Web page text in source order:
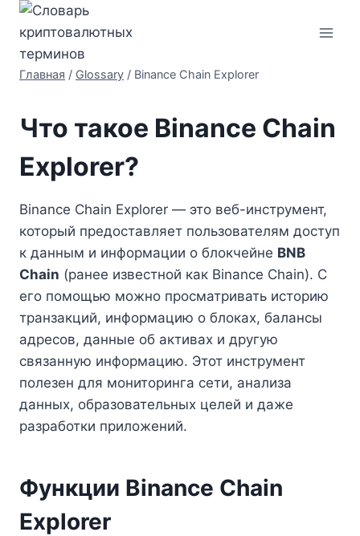
Перейти
содержимому
Главная / Glossary / Binance Chain Explorer
Что такое Binance Chain
Explorer?
Binance Chain Explorer — это веб-инструмент,
который предоставляет пользователям доступ
к данным и информации о блокчейне BNB
Chain (ранее известной как Binance Chain). С
его помощью можно просматривать историю
транзакций, информацию о блоках, балансы
адресов, данные об активах и другую
связанную информацию. Этот инструмент
полезен для мониторинга сети, анализа
данных, образовательных целей и даже
разработки приложений.
Функции Binance Chain
Explorer